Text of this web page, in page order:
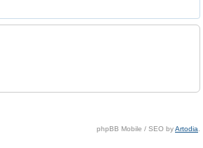
phpBB Mobile / SEO byArtodia